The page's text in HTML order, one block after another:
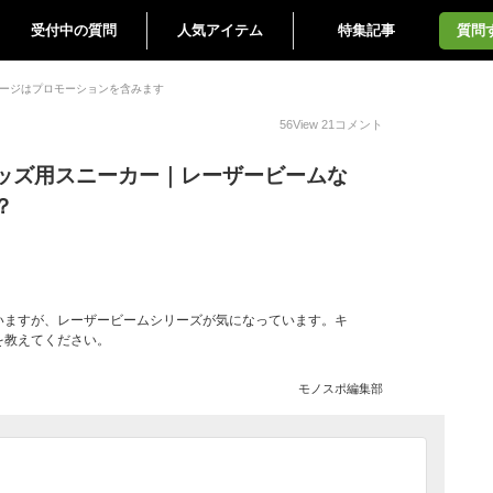
受付中の質問 人気アイテム 特集記事 質問
ジはプロモーションを含みます
56View 21 コメント
ズ用スニーカー｜レーザービームな
すが、レーザービームシリーズが気になっています。キ
えてください。
モノスポ編集部